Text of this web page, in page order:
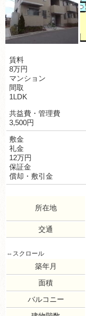
賃料
8万円
マンション
間取
1LDK
共益費・管理費
3,500円
敷金
礼金
12万円
保証金
償却・敷引金
所在地
交通
築年月
面積
バルコニー